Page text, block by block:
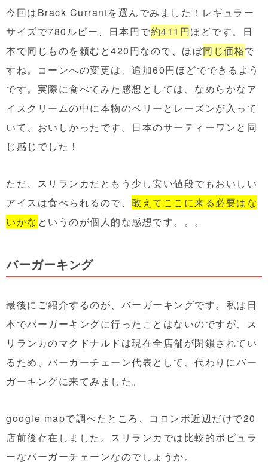
今回はBrack Currantを選んでみました！レギュラー
サイズで780ルピー、日本円で約411円ほどです。日
本で同じものを頼むと420円なので、ほぼ同じ価格で
すね。コーンへの変更は、追加60円ほどでできるよう
です。実際に食べてみた感想としては、なめらかなア
イスクリームの中に本物のベリーとレーズンが入って
いて、おいしかったです。日本のサーティーワンと同
じ感じでした！
ただ、スリランカだともう少し安い値段でもおいしい
アイスは食べられるので、 敢えてここに来る必要はな
いかな というのが個人的な感想です。。。
バーガーキング
最後にご紹介するのが、バーガーキングです。私は日
本でバーガーキングに行ったことはないのですが、ス
リランカのマクドナルドは現在全店舗が閉鎖されてい
るため、バーガーチェーン代表として、代わりにバー
ガーキングに来てみました。
google mapで調べたところ、コロンボ近辺だけで20
店前後存在しました。スリランカでは比較的ポピュラ
ーなバーガーチェーンなのでしょうか。